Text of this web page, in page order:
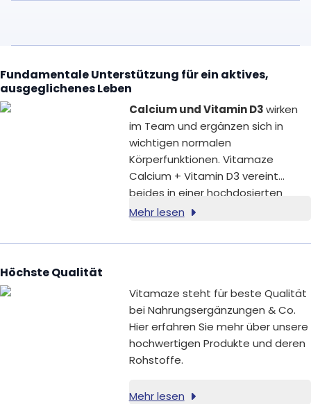
Fundamentale Unterstützung für ein aktives,
ausgeglichenes Leben
Calcium und Vitamin D3wirken
im Team und ergänzen sich in
wichtigen normalen
Körperfunktionen. Vitamaze
Calcium + Vitamin D3 vereint
beides in einer hochdosierten
Formel: 600 mg Calcium und 400 IE,
Mehr lesen
Höchste Qualität
Vitamaze steht für beste Qualität
bei Nahrungsergänzungen & Co.
Hier erfahren Sie mehr über unsere
hochwertigen Produkte und deren
Rohstoffe.
Mehr lesen